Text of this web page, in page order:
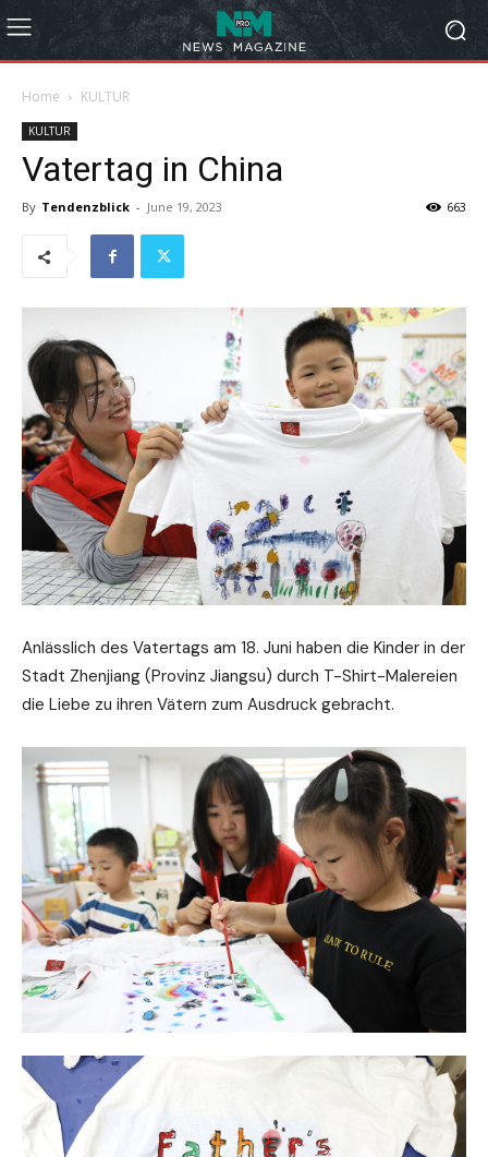
Home KULTUR
KULTUR
Vatertag in China
By Tendenzblick - June 19, 2023 663
Anlässlich des Vatertags am 18. Juni haben die Kinder in der
Stadt Zhenjiang (Provinz Jiangsu) durch T-Shirt-Malereien
die Liebe zu ihren Vätern zum Ausdruck gebracht.